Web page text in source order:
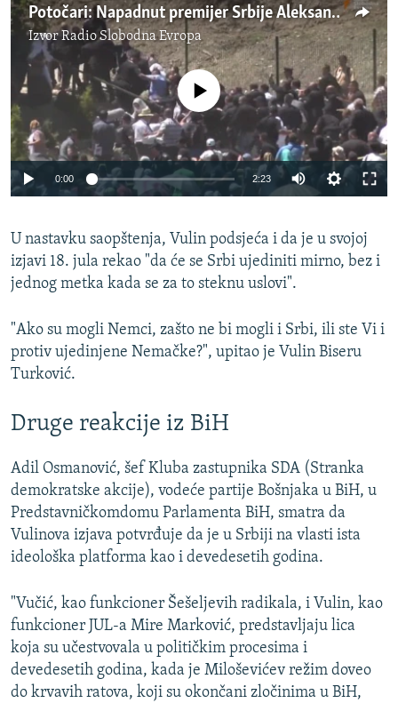
Potočari: Napadnut premijer Srbije Aleksandar Vučić
IzvorRadio Slobodna Evropa
No media source currently available
0:00 2:23
U nastavku saopštenja, Vulin podsjeća i da je u svojoj
izjavi 18. jula rekao "da će se Srbi ujediniti mirno, bez i
jednog metka kada se za to steknu uslovi".
"Ako su mogli Nemci, zašto ne bi mogli i Srbi, ili ste Vi i
protiv ujedinjene Nemačke?", upitao je Vulin Biseru
Turković.
Druge reakcije iz BiH
Adil Osmanović, šef Kluba zastupnika SDA (Stranka
demokratske akcije), vodeće partije Bošnjaka u BiH, u
Predstavničkomdomu Parlamenta BiH, smatra da
Vulinova izjava potvrđuje da je u Srbiji na vlasti ista
ideološka platforma kao i devedesetih godina.
"Vučić, kao funkcioner Šešeljevih radikala, i Vulin, kao
funkcioner JUL-a Mire Marković, predstavljaju lica
koja su učestvovala u političkim procesima i
devedesetih godina, kada je Miloševićev režim doveo
do krvavih ratova, koji su okončani zločinima u BiH,